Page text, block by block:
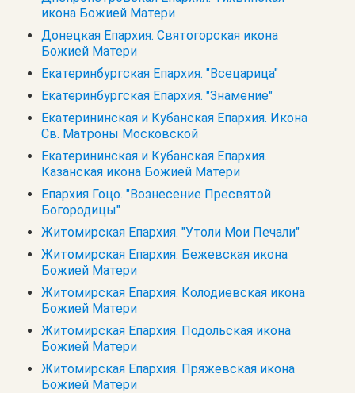
икона Божией Матери
Донецкая Епархия. Святогорская икона
Божией Матери
Екатеринбургская Епархия. "Всецарица"
Екатеринбургская Епархия. "Знамение"
Екатерининская и Кубанская Епархия. Икона
Св. Матроны Московской
Екатерининская и Кубанская Епархия.
Казанская икона Божией Матери
Епархия Гоцо. "Вознесение Пресвятой
Богородицы"
Житомирская Епархия. "Утоли Мои Печали"
Житомирская Епархия. Бежевская икона
Божией Матери
Житомирская Епархия. Колодиевская икона
Божией Матери
Житомирская Епархия. Подольская икона
Божией Матери
Житомирская Епархия. Пряжевская икона
Божией Матери